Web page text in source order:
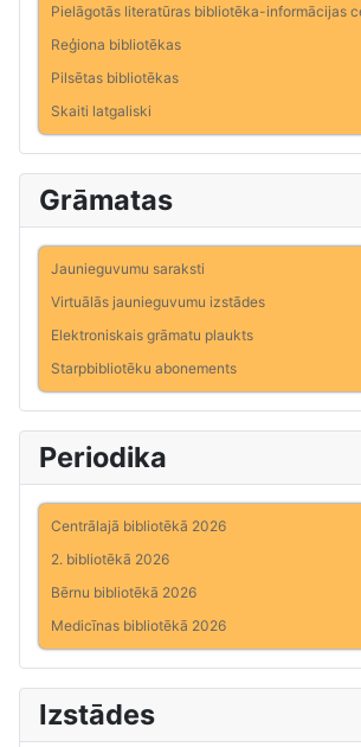
Pielāgotās literatūras bibliotēka-informācijas
Reģiona bibliotēkas
Pilsētas bibliotēkas
Skaiti latgaliski
Grāmatas
Jaunieguvumu saraksti
Virtuālās jaunieguvumu izstādes
Elektroniskais grāmatu plaukts
Starpbibliotēku abonements
Periodika
Centrālajā bibliotēkā 2026
2. bibliotēkā 2026
Bērnu bibliotēkā 2026
Medicīnas bibliotēkā 2026
Izstādes